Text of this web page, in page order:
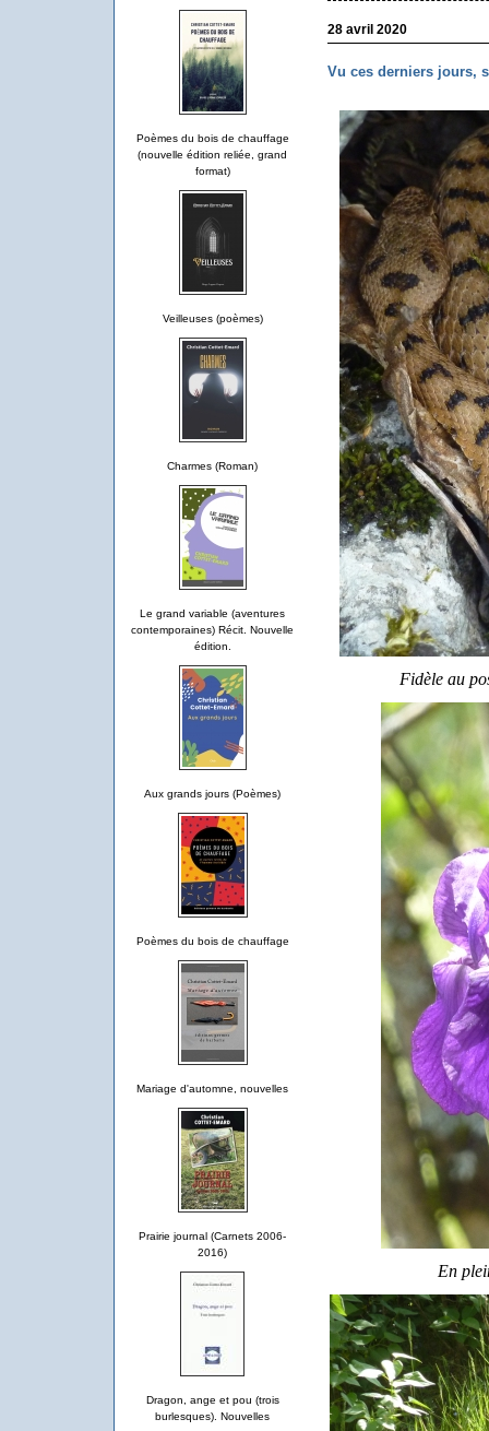
Poèmes du bois de chauffage
(nouvelle édition reliée, grand
format)
Veilleuses (poèmes)
Charmes (Roman)
Le grand variable (aventures
contemporaines) Récit. Nouvelle
édition.
Aux grands jours (Poèmes)
Poèmes du bois de chauffage
Mariage d'automne, nouvelles
Prairie journal (Carnets 2006-
2016)
Dragon, ange et pou (trois
burlesques). Nouvelles
28 avril 2020
Vu ces derniers jours,
Fidèle au
En